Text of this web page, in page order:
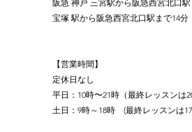
阪急 神戸 三宮駅から阪急西宮北口
宝塚 駅から阪急西宮北口駅まで14分
【営業時間】
定休日なし
平日：10時〜21時（最終レッスンは
土日：9時～18時　(最終レッスンは